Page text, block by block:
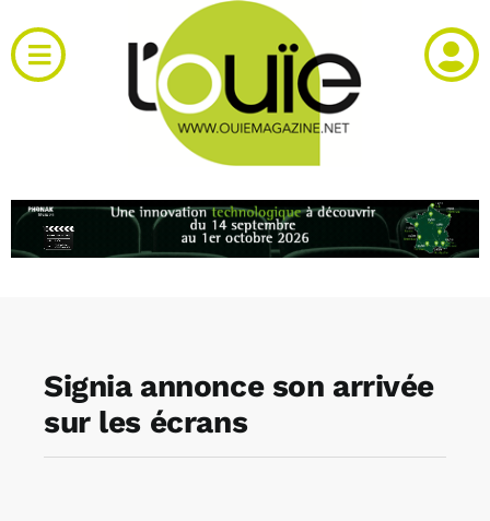
au
contenu
Toggle
Navigation
RH et emploi
Agenda
Signia annonce son arrivée
sur les écrans